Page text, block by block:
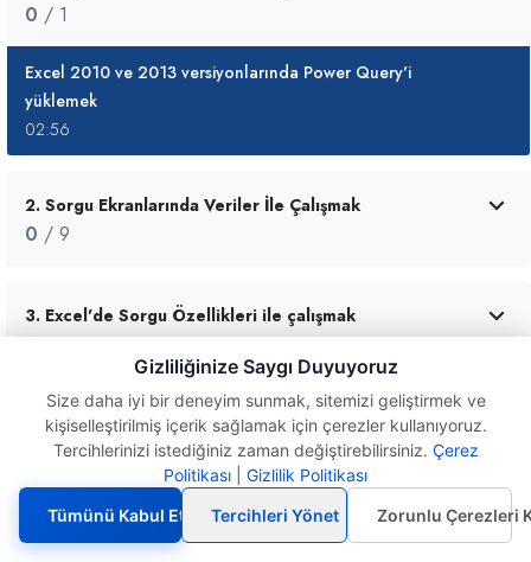
0 / 1
Excel 2010 ve 2013 versiyonlarında Power Query'i
yüklemek
02:56
2. Sorgu Ekranlarında Veriler İle Çalışmak
0 / 9
3. Excel'de Sorgu Özellikleri ile çalışmak
0/ 36
4. Parametreler ile Çalışmak
/ 4
Excel 2010 ve 2013
versiyonlarında Power Query'i
yüklemek
Gizliliğinize Saygı Duyuyoruz
Size daha iyi bir deneyim sunmak, sitemizi geliştirmek ve
kişiselleştirilmiş içerik sağlamak için çerezler kullanıyoruz.
Tercihlerinizi istediğiniz zaman değiştirebilirsiniz. Çerez
Politikası
Gizlilik Politikası
Tümünü Kabul Et
Tercihleri Yönet Zorunlu Çerezleri